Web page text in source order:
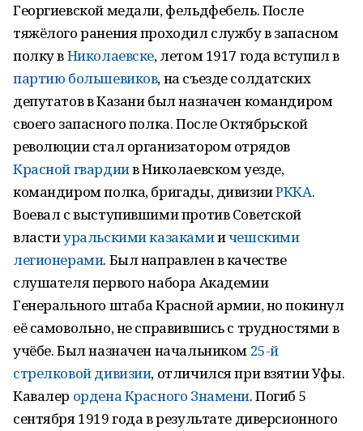
Георгиевской медали, фельдфебель. После
тяжёлого ранения проходил службу в запасном
полку вНиколаевске, летом 1917 года вступил в
партию большевиков, на съезде солдатских
депутатов в Казани был назначен командиром
своего запасного полка. После Октябрьской
революции стал организатором отрядов
Красной гвардиив Николаевском уезде,
командиром полка, бригады, дивизииРККА.
Воевал с выступившими против Советской
властиуральскими казакамиичешскими
легионерами. Был направлен в качестве
слушателя первого набора Академии
Генерального штаба Красной армии, но покинул
её самовольно, не справившись с трудностями в
учёбе. Был назначен начальником 25-й
стрелковой дивизии, отличился при взятии Уфы.
Кавалер ордена Красного Знамени. Погиб 5
сентября 1919 года в результате диверсионного